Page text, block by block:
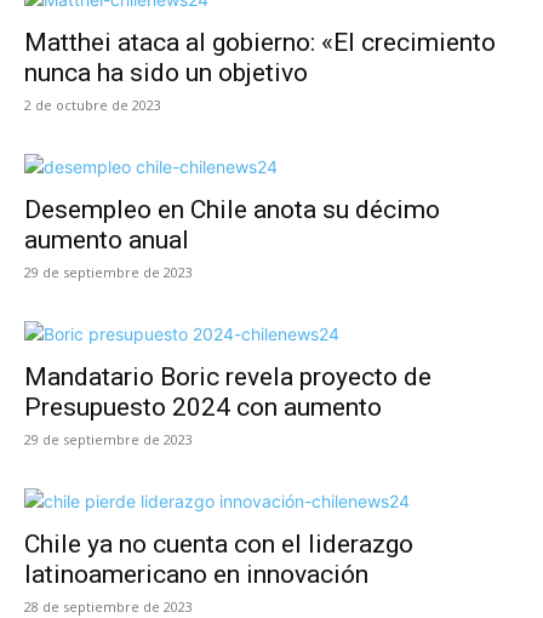
Matthei ataca al gobierno: «El crecimiento
nunca ha sido un objetivo
2 de octubre de 2023
Desempleo en Chile anota su décimo
aumento anual
29 de septiembre de 2023
Mandatario Boric revela proyecto de
Presupuesto 2024 con aumento
29 de septiembre de 2023
Chile ya no cuenta con el liderazgo
latinoamericano en innovación
28 de septiembre de 2023